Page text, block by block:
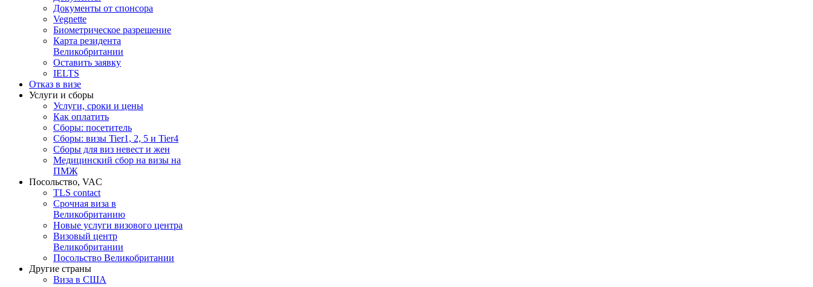
Документы от спонсора
Vegnette
Биометрическое разрешение
Карта резидента
Великобритании
Оставить заявку
IELTS
Отказ в визе
Услуги и сборы
Услуги, сроки и цены
Как оплатить
Сборы: посетитель
Сборы: визы Tier1, 2, 5 и Tier4
Сборы для виз невест и жен
Медицинский сбор на визы на
ПМЖ
Посольство, VAC
TLS contact
Срочная виза в
Великобританию
Новые услуги визового центра
Визовый центр
Великобритании
Посольство Великобритании
Другие страны
Виза в США